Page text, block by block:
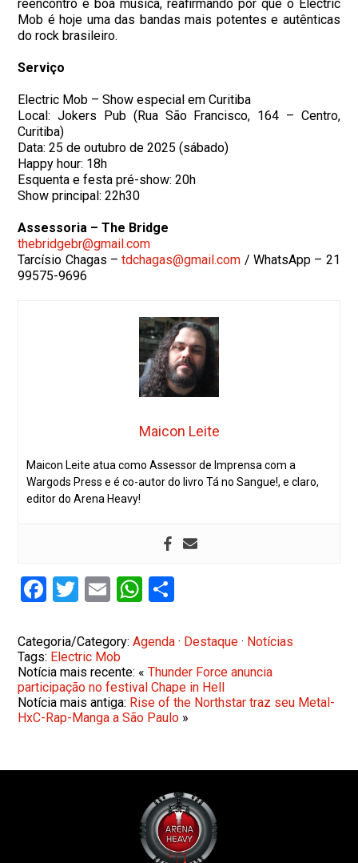
reencontro e boa música, reafirmando por que o Electric
Mob é hoje uma das bandas mais potentes e autênticas
do rock brasileiro.
Serviço
Electric Mob – Show especial em Curitiba
Local: Jokers Pub (Rua São Francisco, 164 – Centro,
Curitiba)
Data: 25 de outubro de 2025 (sábado)
Happy hour: 18h
Esquenta e festa pré-show: 20h
Show principal: 22h30
Assessoria – The Bridge
thebridgebr@gmail.com
Tarcísio Chagas –tdchagas@gmail.com / WhatsApp – 21
99575-9696
Maicon Leite
Maicon Leite atua como Assessor de Imprensa com a
Wargods Press e é co-autor do livro Tá no Sangue!, e claro,
editor do Arena Heavy!
Facebook
Twitter
EmailWhatsApp
Categoria/Category:Agenda · Destaque · Notícias
Tags: Electric Mob
Notícia mais recente: «Thunder Force anuncia
participação no festival Chape in Hell
Notícia mais antiga: Rise of the Northstar traz seu Metal-
HxC-Rap-Manga a São Paulo »